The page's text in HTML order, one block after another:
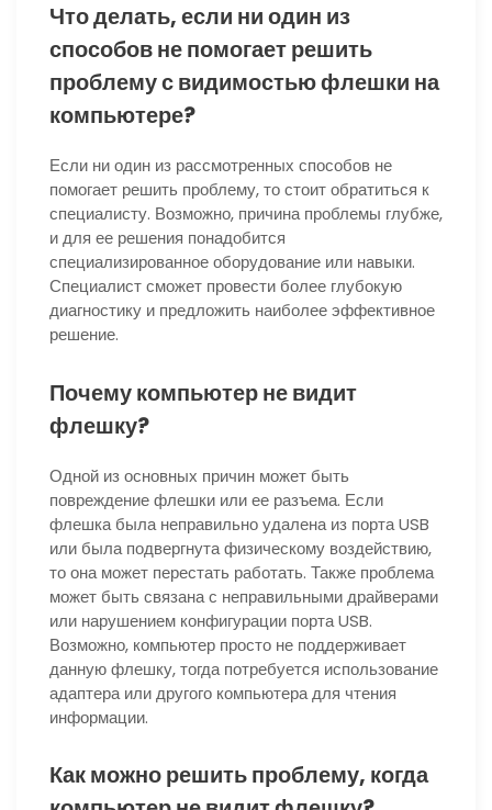
Что делать, если ни один из
способов не помогает решить
проблему с видимостью флешки на
компьютере?
Если ни один из рассмотренных способов не
помогает решить проблему, то стоит обратиться к
специалисту. Возможно, причина проблемы глубже,
и для ее решения понадобится
специализированное оборудование или навыки.
Специалист сможет провести более глубокую
диагностику и предложить наиболее эффективное
решение.
Почему компьютер не видит
флешку?
Одной из основных причин может быть
повреждение флешки или ее разъема. Если
флешка была неправильно удалена из порта USB
или была подвергнута физическому воздействию,
то она может перестать работать. Также проблема
может быть связана с неправильными драйверами
или нарушением конфигурации порта USB.
Возможно, компьютер просто не поддерживает
данную флешку, тогда потребуется использование
адаптера или другого компьютера для чтения
информации.
Как можно решить проблему, когда